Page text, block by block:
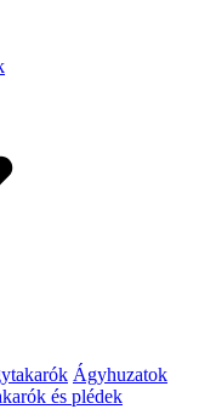
Ágyhuzatok
és plédek